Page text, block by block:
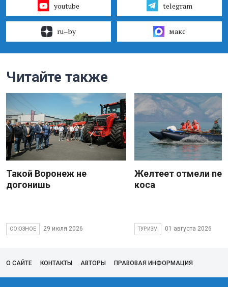
youtube telegram
ru–by макс
Читайте также
Такой Воронеж не
догонишь
СОЮЗНОЕ 29 июля 2026
Желтеет отмели
коса
ТУРИЗМ 01 августа 2026
О САЙТЕ КОНТАКТЫ АВТОРЫ ПРАВОВАЯ ИНФОРМАЦИЯ